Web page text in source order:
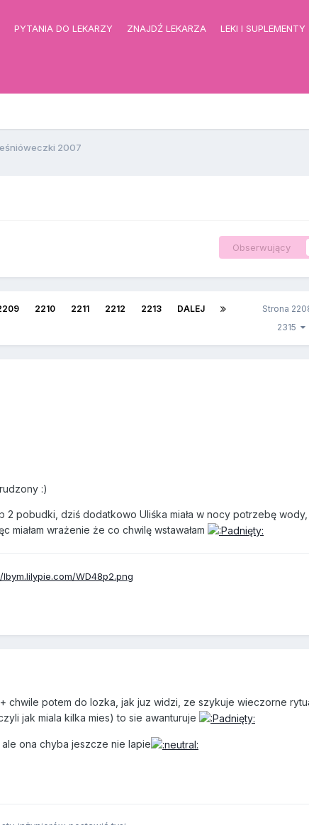
PYTANIA DO LEKARZY ZNAJDŹ LEKARZA LEKI I SUPLEMENTY
2007
Obserwujący
2210 2211 2212 2213 DALEJ
Strona
2315
:)
2 pobudki, dziś dodatkowo Uliśka miała w nocy potrzebę wody,
wrażenie że co chwilę wstawałam
chwile potem do lozka, jak juz widzi, ze szykuje wieczorne
jak miala kilka mies) to sie awanturuje
ona chyba jeszcze nie lapie